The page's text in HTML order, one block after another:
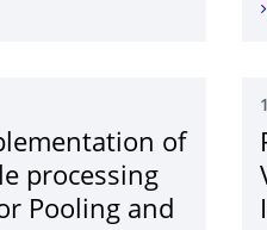
erfolgreichen Verteidigung
Krishna Venkatesan:
of
processing
Pooling and